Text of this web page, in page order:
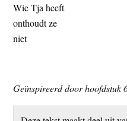
Wie Tja heeft
onthoudt ze
niet
Geïnspireerd door hoofdstuk